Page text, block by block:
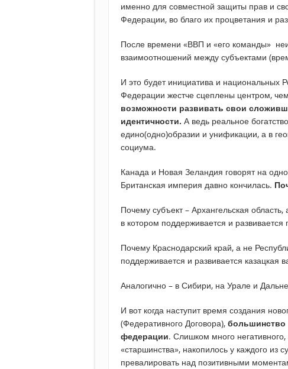
именно для совместной защиты прав и
Федерации, во благо их процветания и
После времени «ВВП и «его команды»
взаимоотношений между субъектами
И это будет инициатива и национальных
Федерации жестче сцеплены центром,
возможности развивать свои
идентичности. А ведь реальное
едино(одно)образии и унификации, а в
социума.
Канада и Новая Зеландия говорят на
Британская империя давно кончилась.
Почему субъект – Архангельская
в котором поддерживается и
Почему Краснодарский край, а не
поддерживается и развивается казацкая
Аналогично – в Сибири, на Урале и
И вот когда наступит время создания
(Федеративного Договора), большинство
федерации. Слишком много
«старшинства», накопилось у каждого из
превалировать над позитивными